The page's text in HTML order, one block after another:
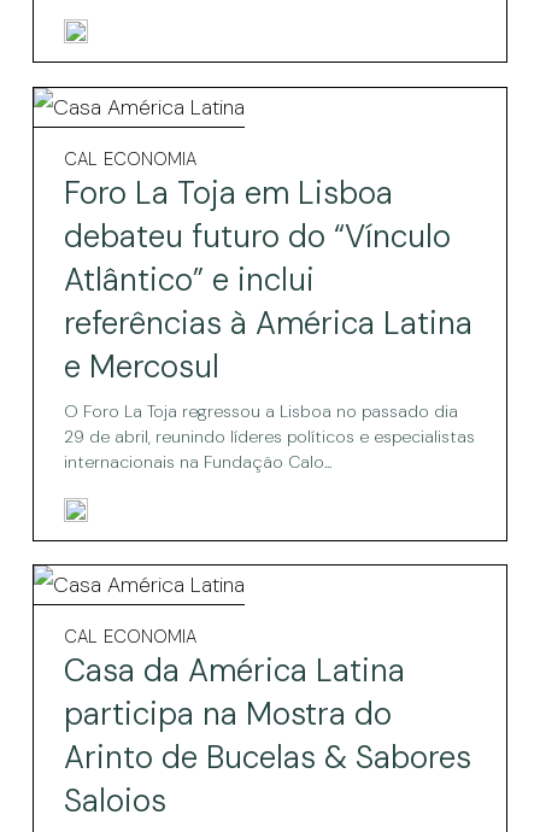
Família
Foro
Toja
debateu
futuro
“Vínculo
Atlântico”
inclui
referências
à
América
Latina
Mercosul
Foro
La
Toja
em
Lisboa
debateu
do
“Vínculo
Atlântico”
inclui
referências
à
América
Latina
e
Mercosul
CAL ECONOMIA
Foro La Toja em Lisboa
debateu futuro do “Vínculo
Atlântico” e inclui
referências à América Latina
e Mercosul
O Foro La Toja regressou a Lisboa no passado dia
29 de abril, reunindo líderes políticos e especialistas
internacionais na Fundação Calo...
Casa
América
participa
Mostra
Casa
da
América
Latina
participa
na
do
CAL ECONOMIA
Casa da América Latina
participa na Mostra do
Arinto de Bucelas & Sabores
Saloios